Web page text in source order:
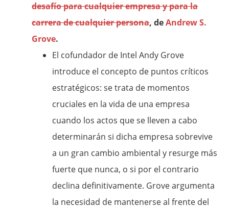
desafío para cualquier empresa y para la
carrera de cualquier persona, deAndrew S.
Grove.
El cofundador de Intel Andy Grove
introduce el concepto de puntos críticos
estratégicos: se trata de momentos
cruciales en la vida de una empresa
cuando los actos que se lleven a cabo
determinarán si dicha empresa sobrevive
a un gran cambio ambiental y resurge más
fuerte que nunca, o si por el contrario
declina definitivamente. Grove argumenta
la necesidad de mantenerse al frente del